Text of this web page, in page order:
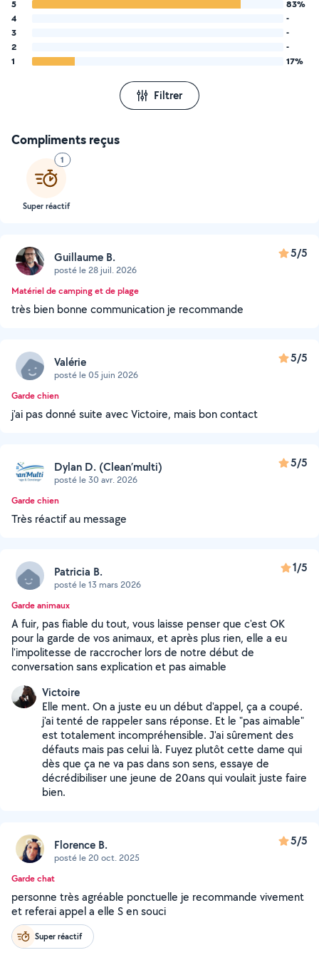
5
83%
4
-
3
-
2
-
1
17%
Filtrer
Compliments reçus
1
Super réactif
Guillaume B.
posté le 28 juil. 2026
5/5
Matériel de camping et de plage
très bien bonne communication je recommande
Valérie
posté le 05 juin 2026
5/5
Garde chien
j'ai pas donné suite avec Victoire, mais bon contact
Dylan D. (Clean’multi)
posté le 30 avr. 2026
5/5
Garde chien
Très réactif au message
Patricia B.
posté le 13 mars 2026
1/5
Garde animaux
A fuir, pas fiable du tout, vous laisse penser que c'est OK
pour la garde de vos animaux, et après plus rien, elle a eu
l'impolitesse de raccrocher lors de notre début de
conversation sans explication et pas aimable
Victoire
Elle ment. On a juste eu un début d'appel, ça a coupé.
j'ai tenté de rappeler sans réponse. Et le "pas aimable"
est totalement incompréhensible. J'ai sûrement des
défauts mais pas celui là. Fuyez plutôt cette dame qui
dès que ça ne va pas dans son sens, essaye de
décrédibiliser une jeune de 20ans qui voulait juste faire
bien.
Florence B.
posté le 20 oct. 2025
5/5
Garde chat
personne très agréable ponctuelle je recommande vivement
et referai appel a elle S en souci
Super réactif